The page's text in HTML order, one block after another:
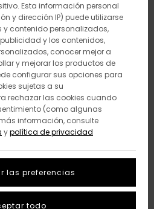
Esta información personal
y dirección IP) puede utilizarse
contenido personalizados,
y los contenidos,
conocer mejor a
y mejorar los productos de
configurar sus opciones para
sujetas a su
rechazar las cookies cuando
(como algunas
información, consulte
ypolítica de privacidad
las preferencias
todo